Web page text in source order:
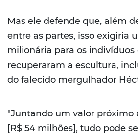
Mas ele defende que, além
entre as partes, isso exigiria
milionária para os indivíduos
recuperaram a escultura,
do falecido mergulhador
"Juntando um valor próximo
[R$ 54 milhões], tudo pode